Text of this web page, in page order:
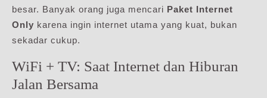
besar. Banyak orang juga mencari Paket Internet
Only karena ingin internet utama yang kuat, bukan
sekadar cukup.
WiFi + TV: Saat Internet dan Hiburan
Jalan Bersama